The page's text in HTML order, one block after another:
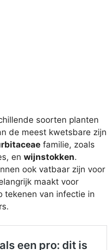
soorten planten
de meest kwetsbare zijn
familie, zoals
en wijnstokken.
ook vatbaar zijn voor
maakt voor
tekenen van infectie in